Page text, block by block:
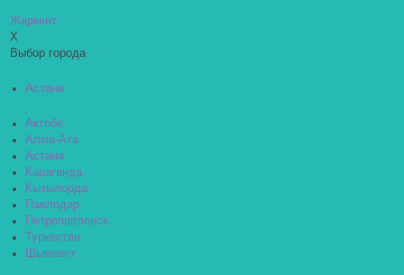
Жаркент
X
Выбор города
Астана
Актобе
Алма-Ата
Астана
Караганда
Кызылорда
Павлодар
Петропавловск
Туркестан
Шымкент